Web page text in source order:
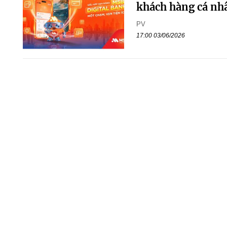
khách hàng cá
PV
17:00 03/06/2026